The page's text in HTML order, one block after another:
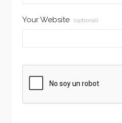
Your Website (optional)